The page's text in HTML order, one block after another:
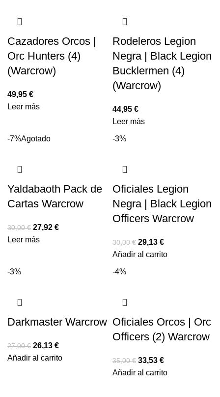
Cazadores Orcos |
Orc Hunters (4)
(Warcrow)
49,95 €
Leer más
Rodeleros Legion
Negra | Black Legion
Bucklermen (4)
(Warcrow)
44,95 €
Leer más
-7%Agotado
Yaldabaoth Pack de
Cartas Warcrow
30,00€ 27,92 €
Leer más
-3%
Oficiales Legion
Negra | Black Legion
Officers Warcrow
30,00€ 29,13 €
Añadir al carrito
-3%
Darkmaster Warcrow
27,00€ 26,13 €
Añadir al carrito
-4%
Oficiales Orcos | Orc
Officers (2) Warcrow
35,00€ 33,53 €
Añadir al carrito